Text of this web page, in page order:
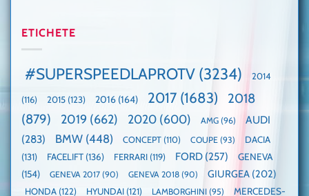
mai
mare
paradă
de
dube
pe
Nurburgring
EV3
câștigătoare,
domină
WCOTY
ETICHETE
#SUPERSPEEDLAPROTV (3234) 2014
(116) 2015 (123) 2016 (164) 2017 (1683)
2018
(879)
2019 (662) 2020 (600) AMG (96)
AUDI
(283)
BMW (448) CONCEPT (110) COUPE (93)
DACIA
(131)
FACELIFT (136) FERRARI (119) FORD (257)
GENEVA
(154)
GENEVA 2017 (90) GENEVA 2018 (90) GIURGEA (202)
HONDA (122) HYUNDAI (121) LAMBORGHINI (95)
MERCEDES-